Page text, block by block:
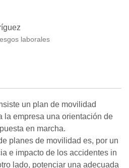
laborales
un plan de movilidad
la empresa una orientación de
en marcha.
planes de movilidad es, por un
e impacto de los accidentes in
lado, potenciar una adecuada